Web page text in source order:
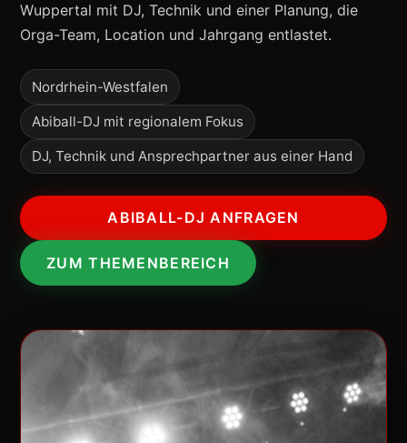
Wuppertal mit DJ, Technik und einer Planung, die
Orga-Team, Location und Jahrgang entlastet.
Nordrhein-Westfalen
Abiball-DJ mit regionalem Fokus
DJ, Technik und Ansprechpartner aus einer Hand
ABIBALL-DJ ANFRAGEN
ZUM THEMENBEREICH